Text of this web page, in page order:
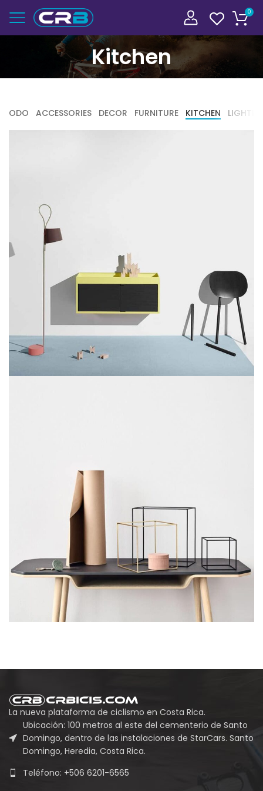
0
Kitchen
TODO ACCESSORIES DECOR FURNITURE KITCHEN
La nueva plataforma de ciclismo en Costa Rica.
Ubicación: 100 metros al este del cementerio de Santo
Domingo, dentro de las instalaciones de StarCars. Santo
Domingo, Heredia, Costa Rica.
Teléfono: +506 6201-6565